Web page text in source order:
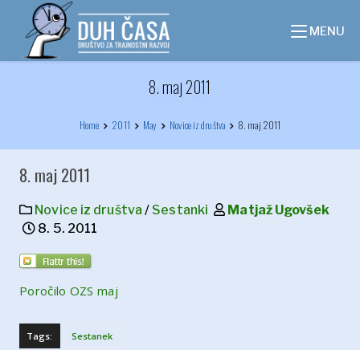
content
MENU
8. maj 2011
Home 2011 May Novice iz društva 8. maj 2011
8. maj 2011
Novice iz društva / Sestanki
Matjaž Ugovšek
8. 5. 2011
Poročilo OZS maj
Tags: Sestanek